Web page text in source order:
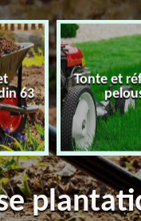
63
Tonte et